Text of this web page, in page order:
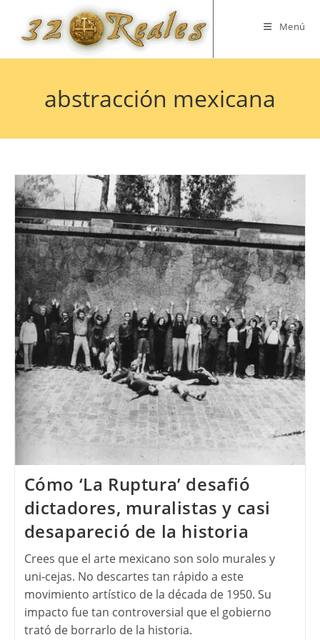
contenido
Menú
abstracción mexicana
Cómo ‘La Ruptura’ desafió
dictadores, muralistas y casi
desapareció de la historia
Crees que el arte mexicano son solo murales y
uni-cejas. No descartes tan rápido a este
movimiento artístico de la década de 1950. Su
impacto fue tan controversial que el gobierno
trató de borrarlo de la historia.